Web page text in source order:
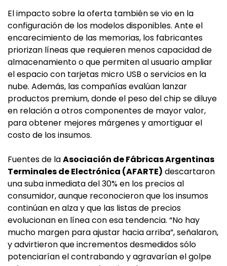
El impacto sobre la oferta también se vio en la
configuración de los modelos disponibles. Ante el
encarecimiento de las memorias, los fabricantes
priorizan líneas que requieren menos capacidad de
almacenamiento o que permiten al usuario ampliar
el espacio con tarjetas micro USB o servicios en la
nube. Además, las compañías evalúan lanzar
productos premium, donde el peso del chip se diluye
en relación a otros componentes de mayor valor,
para obtener mejores márgenes y amortiguar el
costo de los insumos.
Fuentes de laAsociación de Fábricas Argentinas
Terminales de Electrónica (AFARTE) descartaron
una suba inmediata del 30% en los precios al
consumidor, aunque reconocieron que los insumos
continúan en alza y que las listas de precios
evolucionan en línea con esa tendencia. “No hay
mucho margen para ajustar hacia arriba”, señalaron,
y advirtieron que incrementos desmedidos sólo
potenciarían el contrabando y agravarían el golpe